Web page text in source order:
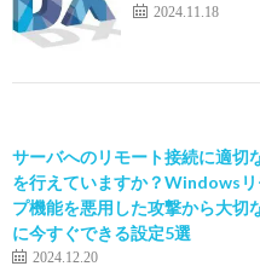
2024.11.18
サーバへのリモート接続に適切
を行えていますか？Windows
プ機能を悪用した攻撃から大切
に今すぐできる設定5選
2024.12.20